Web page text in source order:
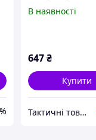
насос для коліс
В наявності
647 ₴
Купити
Тактичні товари амуніція